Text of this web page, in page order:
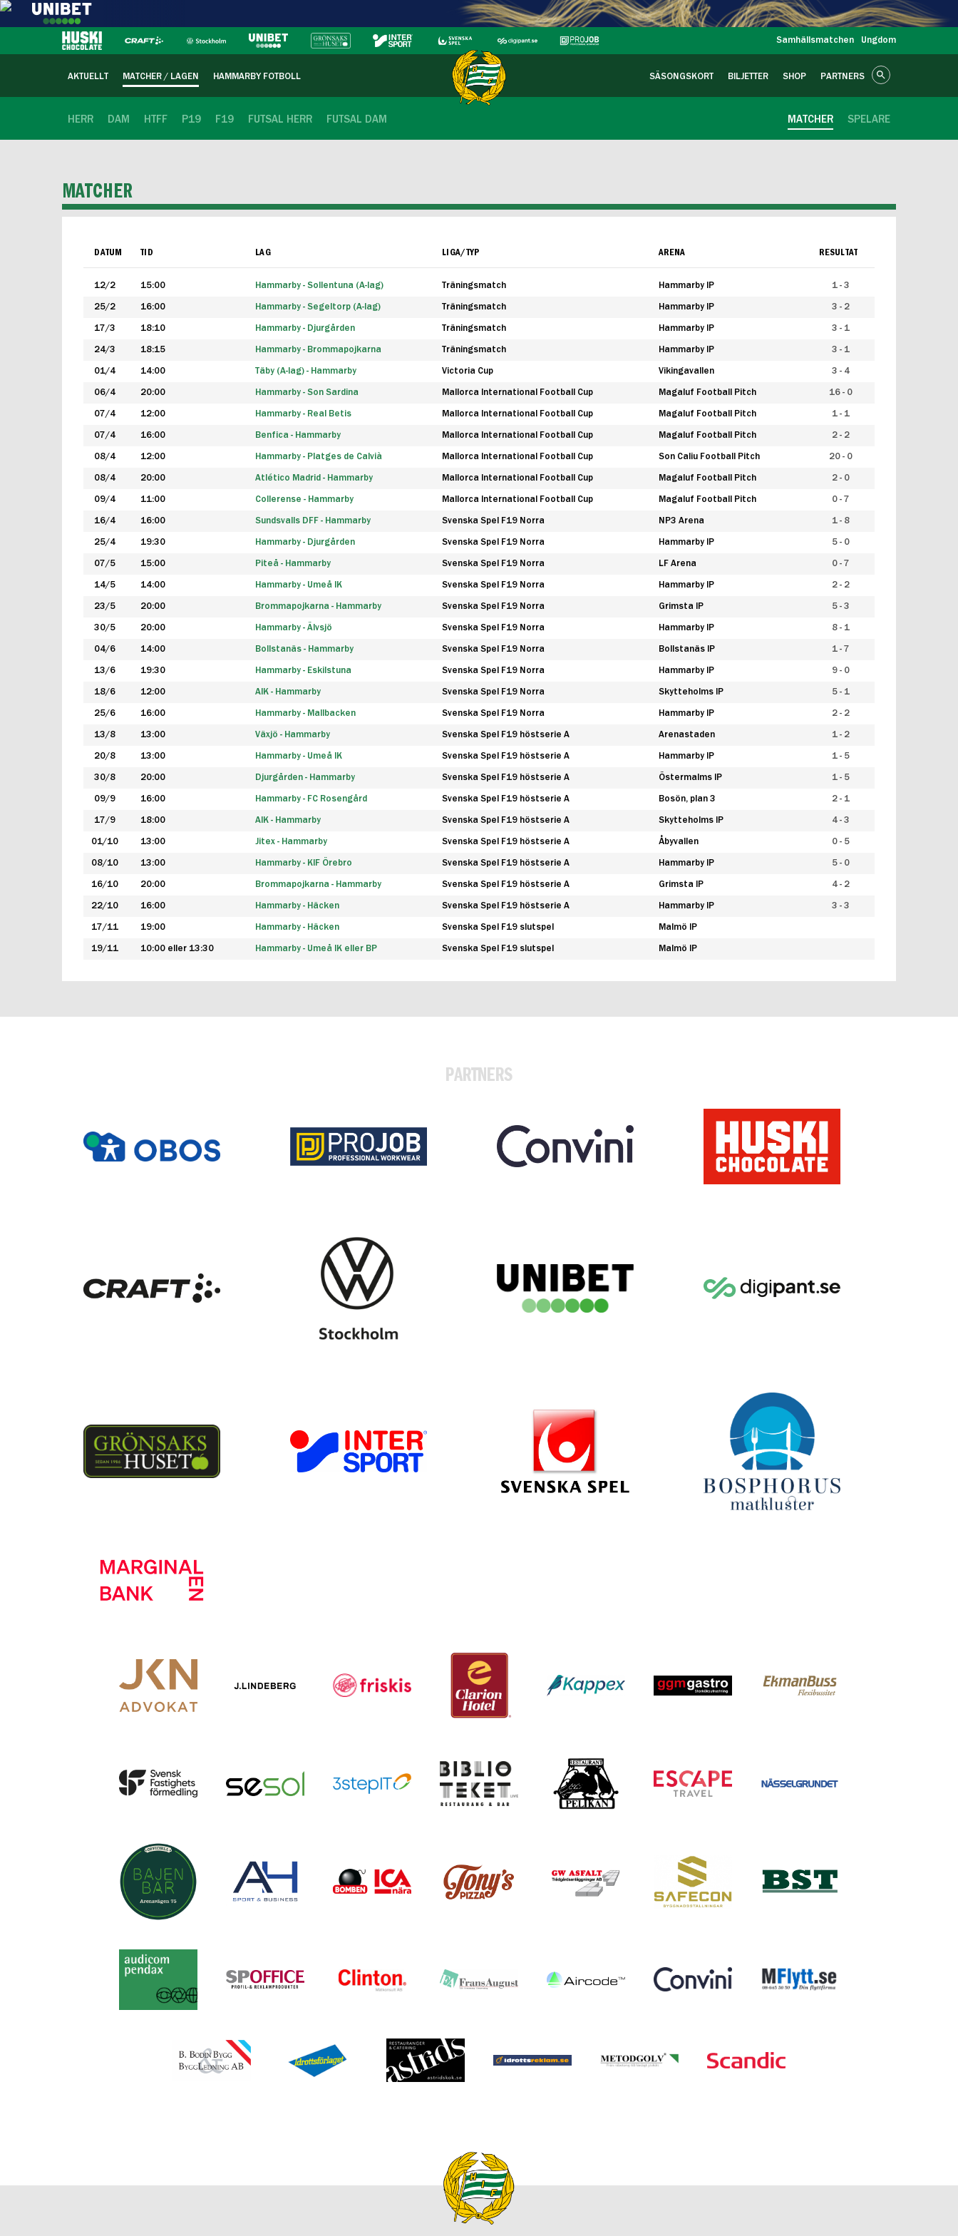
Samhällsmatchen Ungdom
AKTUELLT MATCHER / LAGEN HAMMARBY FOTBOLL SÄSONGSKORT BILJETTER SHOP PARTNERS
HERR DAM HTFF P19 F19 FUTSAL HERR FUTSAL DAM SPELARE
MATCHER
MATCHER
DATUM TID LAG LIGA/TYP ARENA RESULTAT
12/2 15:00 Hammarby - Sollentuna (A-lag) Träningsmatch Hammarby IP 1 - 3
25/2 16:00 Hammarby - Segeltorp (A-lag) Träningsmatch Hammarby IP 3 - 2
17/3 18:10 Hammarby - Djurgården Träningsmatch Hammarby IP 3 - 1
24/3 18:15 Hammarby - Brommapojkarna Träningsmatch Hammarby IP 3 - 1
01/4 14:00 Täby (A-lag) - Hammarby Victoria Cup Vikingavallen 3 - 4
06/4 20:00 Hammarby - Son Sardina Mallorca International Football Cup Magaluf Football Pitch 16 - 0
07/4 12:00 Hammarby - Real Betis Mallorca International Football Cup Magaluf Football Pitch 1 - 1
07/4 16:00 Benfica - Hammarby Mallorca International Football Cup Magaluf Football Pitch 2 - 2
08/4 12:00 Hammarby - Platges de Calvià Mallorca International Football Cup Son Caliu Football Pitch 20 - 0
08/4 20:00 Atlético Madrid - Hammarby Mallorca International Football Cup Magaluf Football Pitch 2 - 0
09/4 11:00 Collerense - Hammarby Mallorca International Football Cup Magaluf Football Pitch 0 - 7
16/4 16:00 Sundsvalls DFF - Hammarby Svenska Spel F19 Norra NP3 Arena 1 - 8
25/4 19:30 Hammarby - Djurgården Svenska Spel F19 Norra Hammarby IP 5 - 0
07/5 15:00 Piteå - Hammarby Svenska Spel F19 Norra LF Arena 0 - 7
14/5 14:00 Hammarby - Umeå IK Svenska Spel F19 Norra Hammarby IP 2 - 2
23/5 20:00 Brommapojkarna - Hammarby Svenska Spel F19 Norra Grimsta IP 5 - 3
30/5 20:00 Hammarby - Älvsjö Svenska Spel F19 Norra Hammarby IP 8 - 1
04/6 14:00 Bollstanäs - Hammarby Svenska Spel F19 Norra Bollstanäs IP 1 - 7
13/6 19:30 Hammarby - Eskilstuna Svenska Spel F19 Norra Hammarby IP 9 - 0
18/6 12:00 AIK - Hammarby Svenska Spel F19 Norra Skytteholms IP 5 - 1
25/6 16:00 Hammarby - Mallbacken Svenska Spel F19 Norra Hammarby IP 2 - 2
13/8 13:00 Växjö - Hammarby Svenska Spel F19 höstserie A Arenastaden 1 - 2
20/8 13:00 Hammarby - Umeå IK Svenska Spel F19 höstserie A Hammarby IP 1 - 5
30/8 20:00 Djurgården - Hammarby Svenska Spel F19 höstserie A Östermalms IP 1 - 5
09/9 16:00 Hammarby - FC Rosengård Svenska Spel F19 höstserie A Bosön, plan 3 2 - 1
17/9 18:00 AIK - Hammarby Svenska Spel F19 höstserie A Skytteholms IP 4 - 3
01/10 13:00 Jitex - Hammarby Svenska Spel F19 höstserie A Åbyvallen 0 - 5
08/10 13:00 Hammarby - KIF Örebro Svenska Spel F19 höstserie A Hammarby IP 5 - 0
16/10 20:00 Brommapojkarna - Hammarby Svenska Spel F19 höstserie A Grimsta IP 4 - 2
22/10 16:00 Hammarby - Häcken Svenska Spel F19 höstserie A Hammarby IP 3 - 3
17/11 19:00 Hammarby - Häcken Svenska Spel F19 slutspel Malmö IP
19/11 10:00 eller 13:30 Hammarby - Umeå IK eller BP Svenska Spel F19 slutspel Malmö IP
PARTNERS